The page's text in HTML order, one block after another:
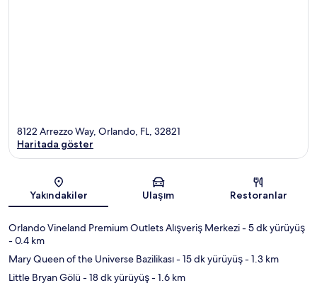
Harita
8122 Arrezzo Way, Orlando, FL, 32821
Haritada göster
Yakındakiler Ulaşım Restoranlar
Orlando Vineland Premium Outlets Alışveriş Merkezi- 5 dk yürüyüş
- 0.4 km
Mary Queen of the Universe Bazilikası- 15 dk yürüyüş- 1.3 km
Little Bryan Gölü- 18 dk yürüyüş- 1.6 km